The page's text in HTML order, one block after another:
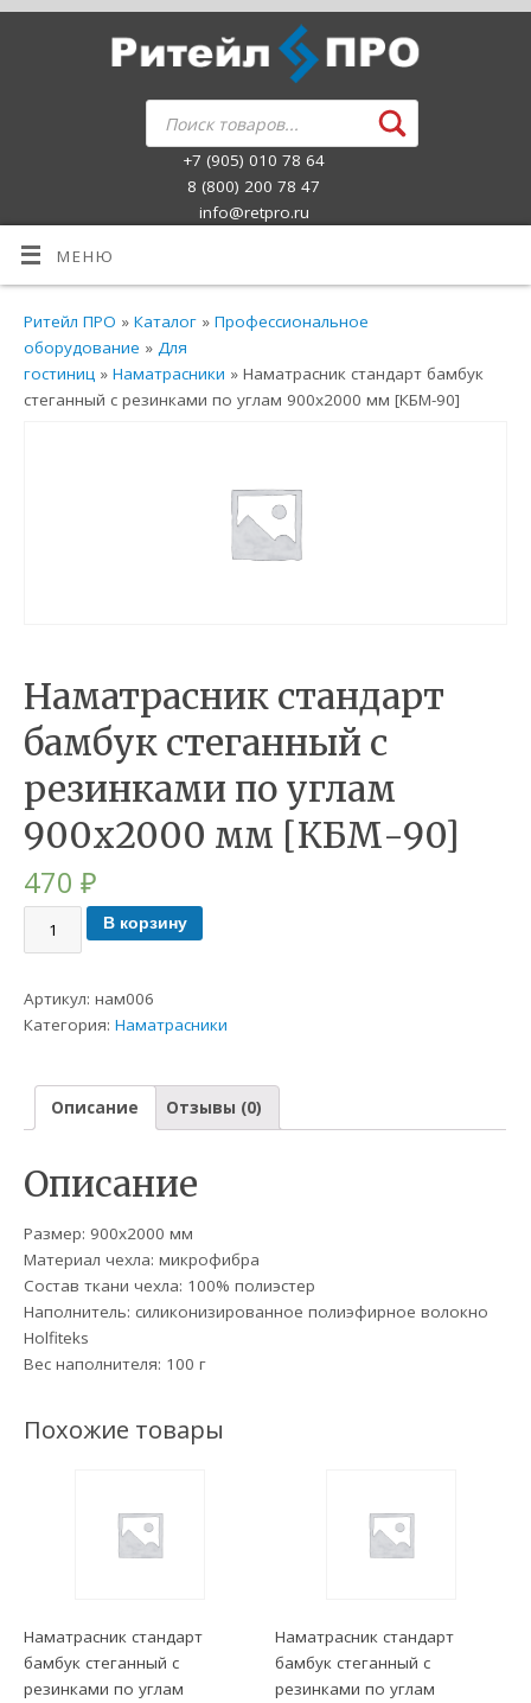
+7 (905) 010 78 64
8 (800) 200 78 47
info@retpro.ru
МЕНЮ
Ритейл ПРО »Каталог »Профессиональное
оборудование »Для
гостиниц »Наматрасники » Наматрасник стандарт бамбук
стеганный с резинками по углам 900х2000 мм [КБМ-90]
Наматрасник стандарт
бамбук стеганный с
резинками по углам
900х2000 мм [КБМ-90]
470₽
В корзину
Артикул:нам006
Категория:Наматрасники
Описание Отзывы (0)
Описание
Размер: 900х2000 мм
Материал чехла: микрофибра
Состав ткани чехла: 100% полиэстер
Наполнитель: силиконизированное полиэфирное волокно
Holfiteks
Вес наполнителя: 100 г
Похожие товары
Наматрасник стандарт
бамбук стеганный с
резинками по углам
Наматрасник стандарт
бамбук стеганный с
резинками по углам